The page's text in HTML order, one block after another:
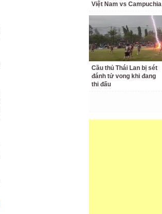
Việt Nam vs Campuchia
Cầu thủ Thái Lan bị sét
đánh tử vong khi đang
thi đấu